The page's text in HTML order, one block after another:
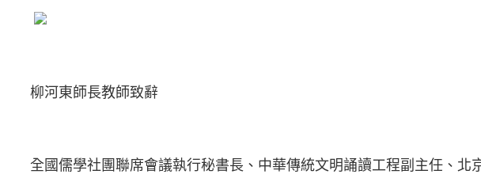
柳河東師長教師致辭
全國儒學社團聯席會議執行秘書長、中華傳統文明誦讀工程副主任、